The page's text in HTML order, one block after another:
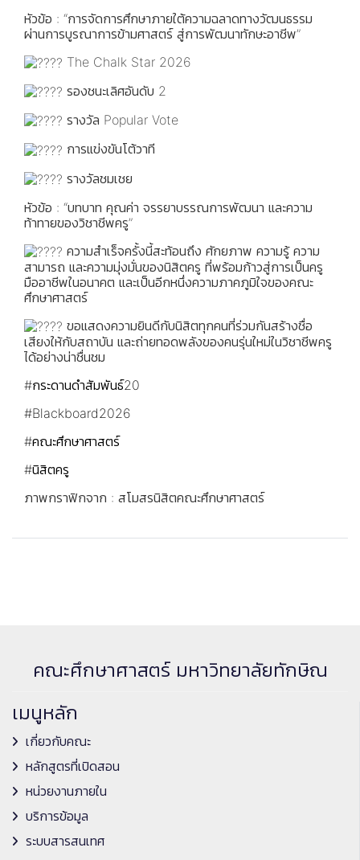
หัวข้อ : “การจัดการศึกษาภายใต้ความฉลาดทางวัฒนธรรม
ผ่านการบูรณาการข้ามศาสตร์ สู่การพัฒนาทักษะอาชีพ”
The Chalk Star 2026
รองชนะเลิศอันดับ 2
รางวัล Popular Vote
การแข่งขันโต้วาที
รางวัลชมเชย
หัวข้อ : “บทบาท คุณค่า จรรยาบรรณการพัฒนา และความ
ท้าทายของวิชาชีพครู”
ความสำเร็จครั้งนี้สะท้อนถึง ศักยภาพ ความรู้ ความ
สามารถ และความมุ่งมั่นของนิสิตครู ที่พร้อมก้าวสู่การเป็นครู
มืออาชีพในอนาคต และเป็นอีกหนึ่งความภาคภูมิใจของคณะ
ศึกษาศาสตร์
ขอแสดงความยินดีกับนิสิตทุกคนที่ร่วมกันสร้างชื่อ
เสียงให้กับสถาบัน และถ่ายทอดพลังของคนรุ่นใหม่ในวิชาชีพครู
ได้อย่างน่าชื่นชม
#กระดานดำสัมพันธ์20
#Blackboard2026
#คณะศึกษาศาสตร์
#นิสิตครู
ภาพกราฟิกจาก : สโมสรนิสิตคณะศึกษาศาสตร์
คณะศึกษาศาสตร์ มหาวิทยาลัยทักษิณ
เมนูหลัก
เกี่ยวกับคณะ
หลักสูตรที่เปิดสอน
หน่วยงานภายใน
บริการข้อมูล
ระบบสารสนเทศ